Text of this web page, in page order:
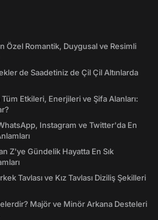
Özel Romantik, Duygusal ve Resimli
de Saadetiniz de Çil Çil Altınlarda
Etkileri, Enerjileri ve Şifa Alanları:
Instagram ve Twitter'da En
Z'ye Gündelik Hayatta En Sık
Tavlası ve Kız Tavlası Diziliş Şekilleri
Majör ve Minör Arkana Desteleri